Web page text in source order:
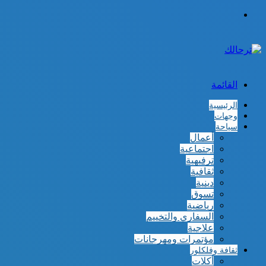
القائمة
الرئيسية
وجهات
سياحة
أعمال
اجتماعية
ترفيهية
ثقافية
دينية
تسوق
رياضية
السفاري والتخييم
علاجية
مؤتمرات ومهرجانات
ثقافة وفلكلور
أكلات